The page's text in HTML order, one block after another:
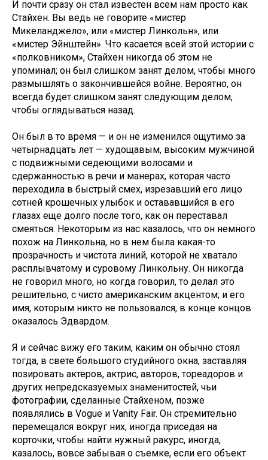
И почти сразу он стал известен всем нам просто как
Стайхен. Вы ведь не говорите «мистер
Микеланджело», или «мистер Линкольн», или
«мистер Эйнштейн». Что касается всей этой истории с
«полковником», Стайхен никогда об этом не
упоминал; он был слишком занят делом, чтобы много
размышлять о закончившейся войне. Вероятно, он
всегда будет слишком занят следующим делом,
чтобы оглядываться назад.
Он был в то время — и он не изменился ощутимо за
четырнадцать лет — худощавым, высоким мужчиной
с подвижными седеющими волосами и
сдержанностью в речи и манерах, которая часто
переходила в быстрый смех, изрезавший его лицо
сотней крошечных улыбок и остававшийся в его
глазах еще долго после того, как он переставал
смеяться. Некоторым из нас казалось, что он немного
похож на Линкольна, но в нем была какая-то
прозрачность и чистота линий, которой не хватало
расплывчатому и суровому Линкольну. Он никогда
не говорил много, но когда говорил, то делал это
решительно, с чисто американским акцентом; и его
имя, которым никто не пользовался, в конце концов
оказалось Эдвардом.
Я и сейчас вижу его таким, каким он обычно стоял
тогда, в свете большого студийного окна, заставляя
позировать актеров, актрис, авторов, тореадоров и
других непредсказуемых знаменитостей, чьи
фотографии, сделанные Стайхеном, позже
появлялись в Vogue и Vanity Fair. Он стремительно
перемещался вокруг них, иногда приседая на
корточки, чтобы найти нужный ракурс, иногда,
казалось, вовсе забывая о съемке, если его объект